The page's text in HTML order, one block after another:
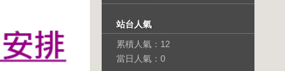
站台人氣
累積人氣： 12
當日人氣： 0